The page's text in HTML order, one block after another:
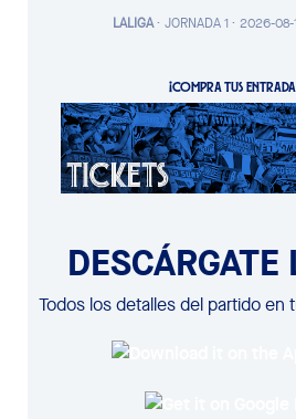
LALIGA· JORNADA 1 · 2026-08-
¡COMPRA TUS
Todos los detalles del partido en